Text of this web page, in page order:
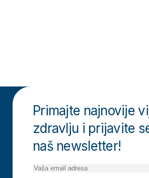
Primajte najnovije
zdravlju i prijavite
naš newsletter!